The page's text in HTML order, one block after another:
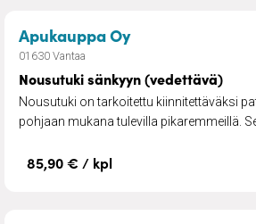
Apukauppa Oy– Nousutuki
01630 Vantaa
Nousutuki sänkyyn (vedettävä)
Nousutuki on tarkoitettu kiinnitettäväksi
pohjaan mukana tulevilla pikaremmeillä. Se
85,90 € / kpl